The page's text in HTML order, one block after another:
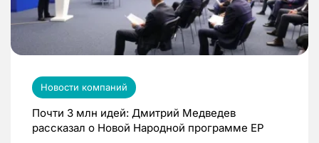
Новости компаний
Почти 3 млн идей: Дмитрий Медведев
рассказал о Новой Народной программе ЕР